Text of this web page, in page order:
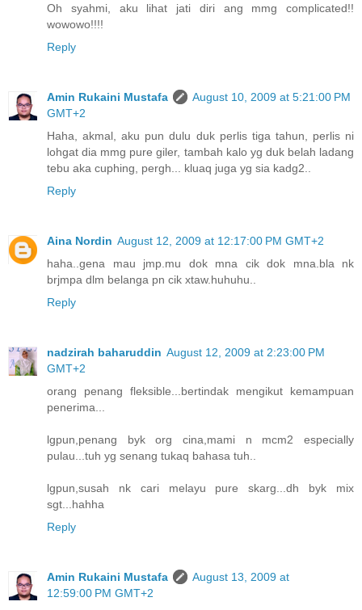
Oh syahmi, aku lihat jati diri ang mmg complicated!!
wowowo!!!!
Reply
Amin Rukaini Mustafa
August 10, 2009 at 5:21:00 PM
GMT+2
Haha, akmal, aku pun dulu duk perlis tiga tahun, perlis ni
lohgat dia mmg pure giler, tambah kalo yg duk belah ladang
tebu aka cuphing, pergh... kluaq juga yg sia kadg2..
Reply
Aina Nordin August 12, 2009 at 12:17:00 PM GMT+2
haha..gena mau jmp.mu dok mna cik dok mna.bla nk
brjmpa dlm belanga pn cik xtaw.huhuhu..
Reply
nadzirah baharuddin August 12, 2009 at 2:23:00 PM
GMT+2
orang penang fleksible...bertindak mengikut kemampuan
penerima...
lgpun,penang byk org cina,mami n mcm2 especially
pulau...tuh yg senang tukaq bahasa tuh..
lgpun,susah nk cari melayu pure skarg...dh byk mix
sgt...hahha
Reply
Amin Rukaini Mustafa
August 13, 2009 at
12:59:00 PM GMT+2